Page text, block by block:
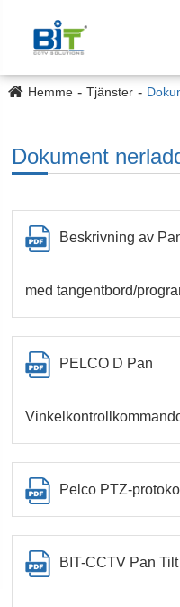
Hemme Tjänster
Dokument
Beskrivning av
med tangentbord/
PELCO D Pan
Pelco PTZ-
BIT-CCTV Pan